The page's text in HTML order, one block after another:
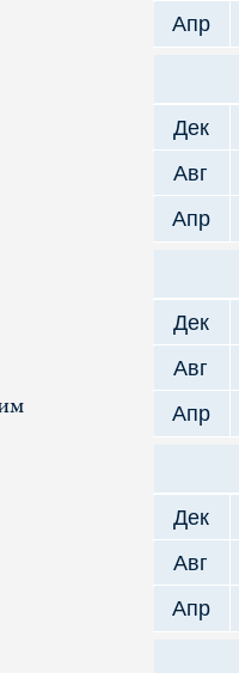
Апр
Дек
Авг
Апр
Дек
Авг
Апр
Дек
Авг
Апр